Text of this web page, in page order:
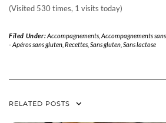
(Visited 530 times, 1 visits today)
Filed Under:Accompagnements, Accompagnements
- Apéros sans gluten Recettes Sans gluten Sans lactose
RELATED POSTS